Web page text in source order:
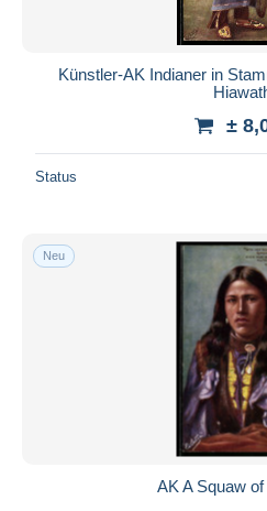
Künstler-AK Indianer in
±
Status
Neu
AK A Squaw